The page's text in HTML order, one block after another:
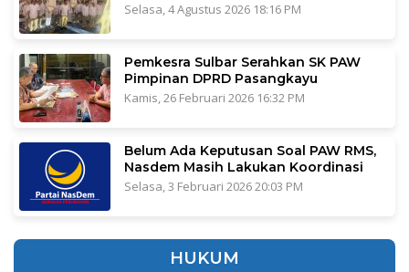
Selasa, 4 Agustus 2026 18:16 PM
Pemkesra Sulbar Serahkan SK PAW
Pimpinan DPRD Pasangkayu
Kamis, 26 Februari 2026 16:32 PM
Belum Ada Keputusan Soal PAW RMS,
Nasdem Masih Lakukan Koordinasi
Selasa, 3 Februari 2026 20:03 PM
HUKUM